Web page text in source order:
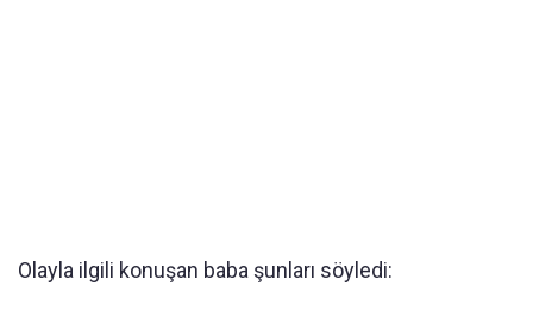
Olayla ilgili konuşan baba şunları söyledi: